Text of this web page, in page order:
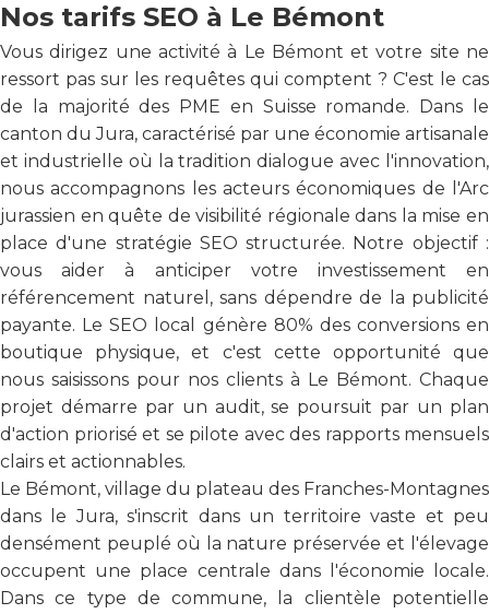
Nos tarifs SEO à Le Bémont
Vous dirigez une activité à Le Bémont et votre site ne
ressort pas sur les requêtes qui comptent ? C'est le cas
de la majorité des PME en Suisse romande. Dans le
canton du Jura, caractérisé par une économie artisanale
et industrielle où la tradition dialogue avec l'innovation,
nous accompagnons les acteurs économiques de l'Arc
jurassien en quête de visibilité régionale dans la mise en
place d'une stratégie SEO structurée. Notre objectif :
vous aider à anticiper votre investissement en
référencement naturel, sans dépendre de la publicité
payante. Le SEO local génère 80% des conversions en
boutique physique, et c'est cette opportunité que
nous saisissons pour nos clients à Le Bémont. Chaque
projet démarre par un audit, se poursuit par un plan
d'action priorisé et se pilote avec des rapports mensuels
clairs et actionnables.
Le Bémont, village du plateau des Franches-Montagnes
dans le Jura, s'inscrit dans un territoire vaste et peu
densément peuplé où la nature préservée et l'élevage
occupent une place centrale dans l'économie locale.
Dans ce type de commune, la clientèle potentielle